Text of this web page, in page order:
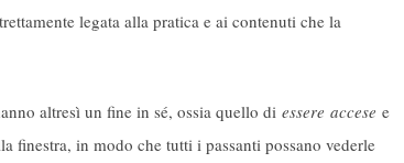
legata alla pratica e ai contenuti che la
altresì un fine in sé, ossia quello di essere accese e
finestra, in modo che tutti i passanti possano vederle